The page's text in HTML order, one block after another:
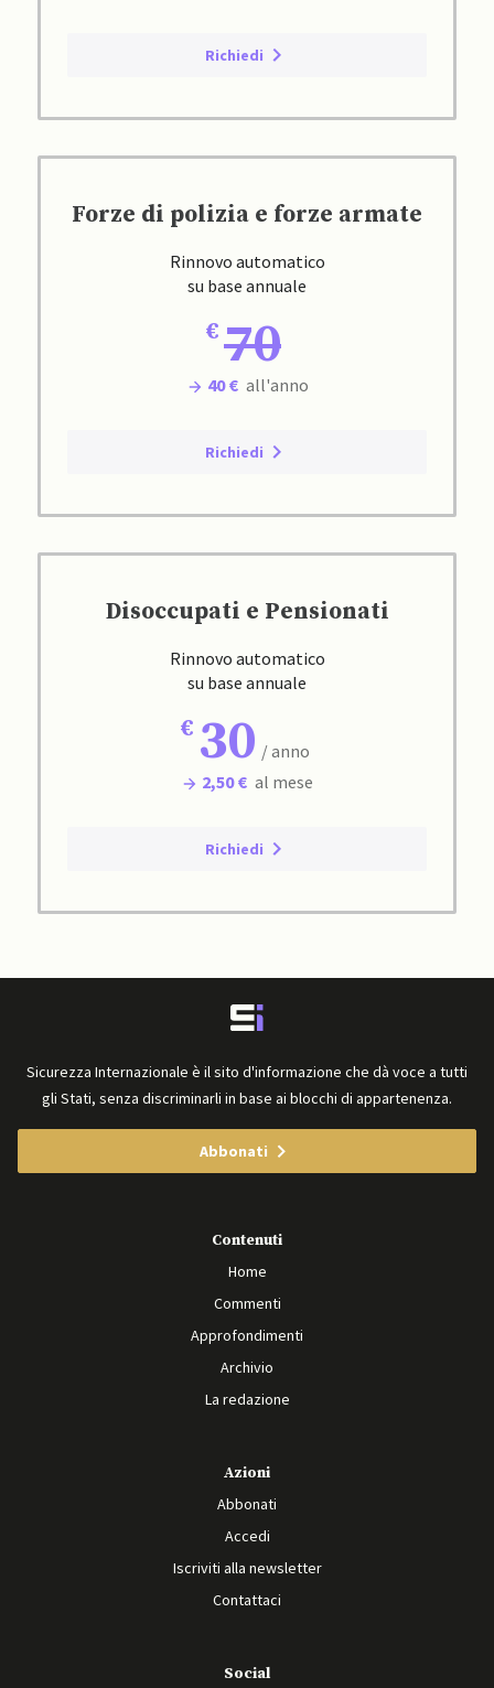
Richiedi
Forze di polizia e forze armate
Rinnovo automatico
su base annuale
70
40 € all'anno
Richiedi
Disoccupati e Pensionati
Rinnovo automatico
su base annuale
30 / anno
2,50 € al mese
Richiedi
Sicurezza Internazionale è il sito d'informazione che dà voce a tutti
gli Stati, senza discriminarli in base ai blocchi di appartenenza.
Abbonati
Contenuti
Home
Commenti
Approfondimenti
Archivio
La redazione
Azioni
Abbonati
Accedi
Iscriviti alla newsletter
Contattaci
Social